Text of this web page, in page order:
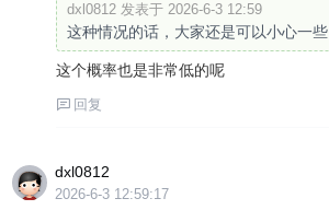
dxl0812 发表于 2026-6-3 12:59
这种情况的话，大家还是可以小心一些
这个概率也是非常低的呢
回复
dxl0812
2026-6-3 12:59:17